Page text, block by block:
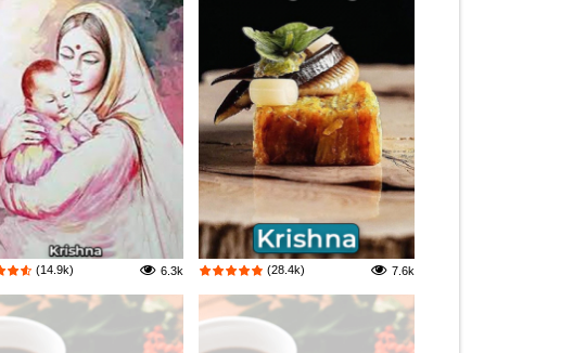
(14.9k) 6.3k (28.4k) 7.6k